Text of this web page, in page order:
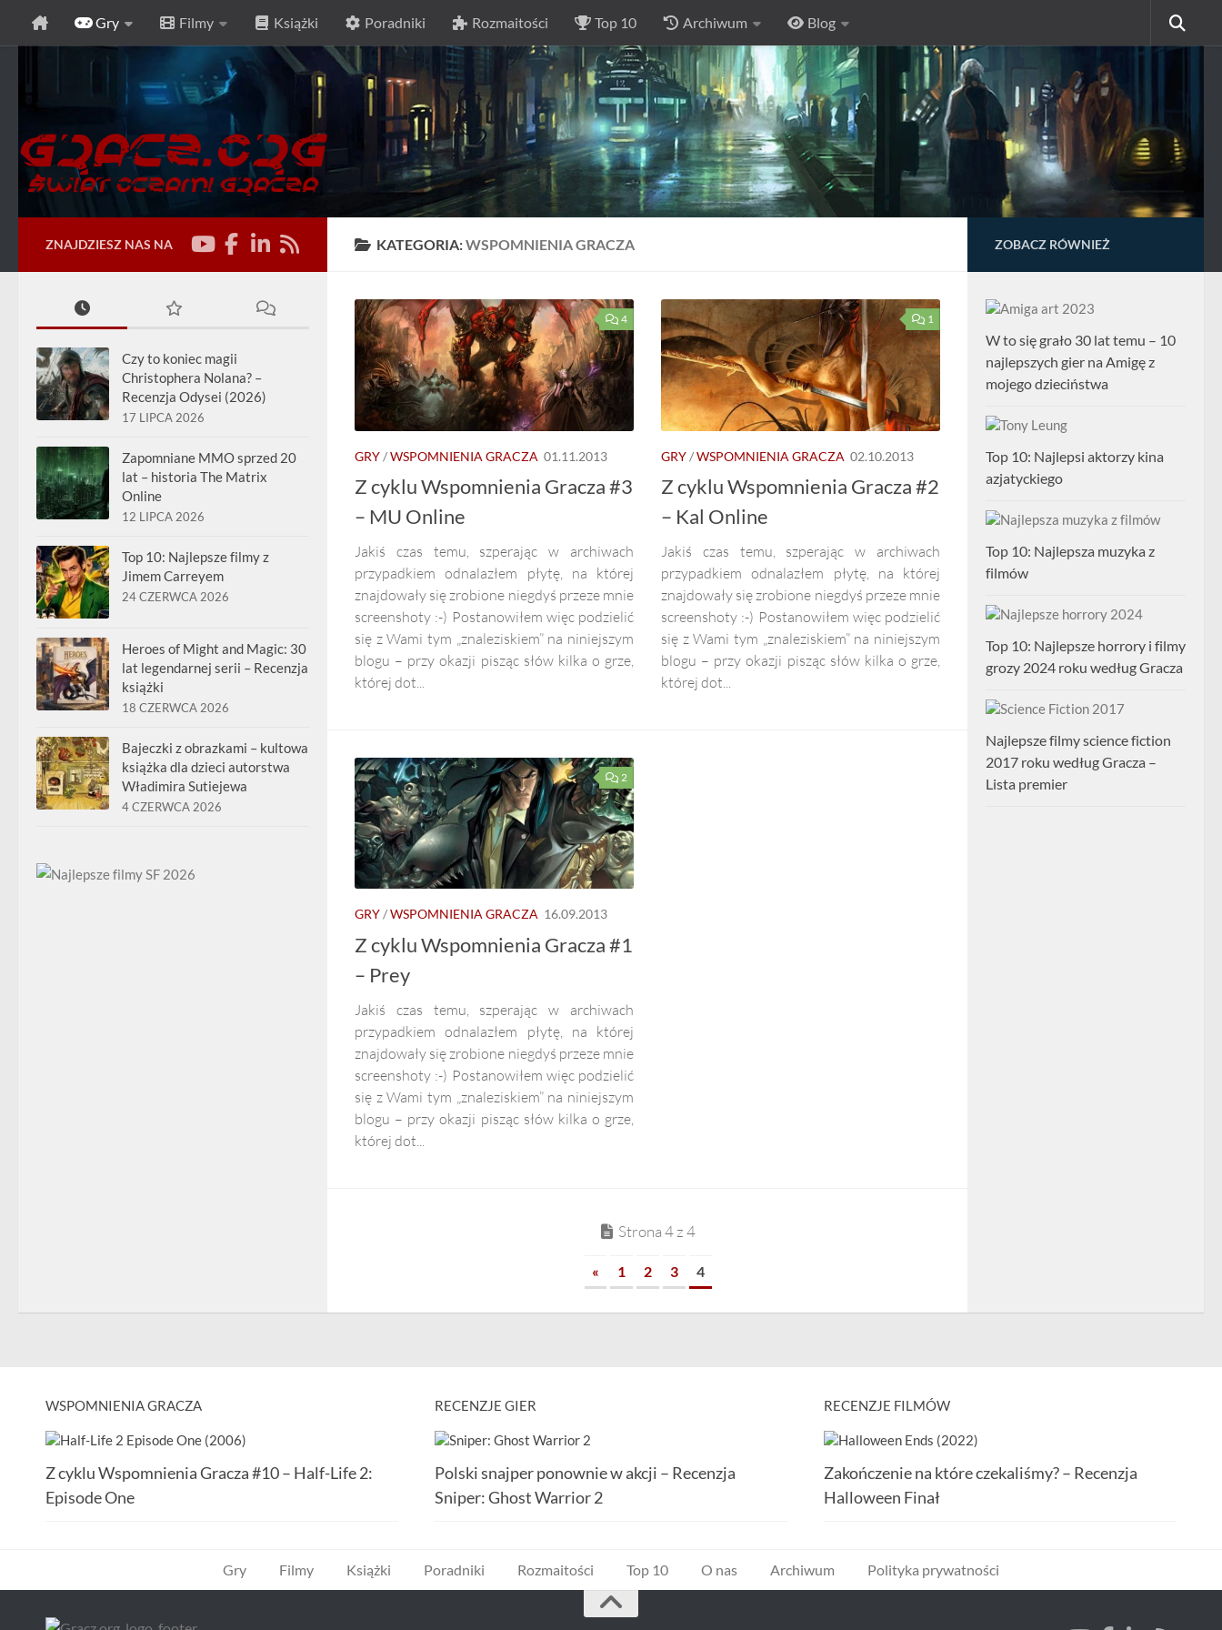
Przeskocz do treści
Gry Filmy Książki Poradniki Rozmaitości Top 10 Archiwum Blog
KATEGORIA:WSPOMNIENIA GRACZA
4
GRY/WSPOMNIENIA GRACZA 01.11.2013
Z cyklu Wspomnienia Gracza #3
– MU Online
Jakiś czas temu, szperając w archiwach
przypadkiem odnalazłem płytę, na której
znajdowały się zrobione niegdyś przeze mnie
screenshoty :-) Postanowiłem więc podzielić
się z Wami tym „znaleziskiem” na niniejszym
blogu – przy okazji pisząc słów kilka o grze,
której dot...
1
GRY/WSPOMNIENIA GRACZA 02.10.2013
Z cyklu Wspomnienia Gracza #2
– Kal Online
Jakiś czas temu, szperając w archiwach
przypadkiem odnalazłem płytę, na której
znajdowały się zrobione niegdyś przeze mnie
screenshoty :-) Postanowiłem więc podzielić
się z Wami tym „znaleziskiem” na niniejszym
blogu – przy okazji pisząc słów kilka o grze,
której dot...
2
GRY/WSPOMNIENIA GRACZA 16.09.2013
Z cyklu Wspomnienia Gracza #1
– Prey
Jakiś czas temu, szperając w archiwach
przypadkiem odnalazłem płytę, na której
znajdowały się zrobione niegdyś przeze mnie
screenshoty :-) Postanowiłem więc podzielić
się z Wami tym „znaleziskiem” na niniejszym
blogu – przy okazji pisząc słów kilka o grze,
której dot...
Strona 4 z 4
« 1 2 3 4
ZNAJDZIESZ NAS NA
Czy to koniec magii
Christophera Nolana? –
Recenzja Odysei (2026)
17 LIPCA 2026
Zapomniane MMO sprzed 20
lat – historia The Matrix
Online
12 LIPCA 2026
Top 10: Najlepsze filmy z
Jimem Carreyem
24 CZERWCA 2026
Heroes of Might and Magic: 30
lat legendarnej serii – Recenzja
książki
18 CZERWCA 2026
Bajeczki z obrazkami – kultowa
książka dla dzieci autorstwa
Władimira Sutiejewa
4 CZERWCA 2026
ZOBACZ RÓWNIEŻ
W to się grało 30 lat temu – 10
najlepszych gier na Amigę z
mojego dzieciństwa
Top 10: Najlepsi aktorzy kina
azjatyckiego
Top 10: Najlepsza muzyka z
filmów
Top 10: Najlepsze horrory i filmy
grozy 2024 roku według Gracza
Najlepsze filmy science fiction
2017 roku według Gracza –
Lista premier
WSPOMNIENIA GRACZA
Z cyklu Wspomnienia Gracza #10 – Half-Life 2:
Episode One
RECENZJE GIER
Polski snajper ponownie w akcji – Recenzja
Sniper: Ghost Warrior 2
RECENZJE FILMÓW
Zakończenie na które czekaliśmy? – Recenzja
Halloween Finał
Gry Filmy Książki Poradniki Rozmaitości Top 10 O nas Archiwum Polityka prywatności